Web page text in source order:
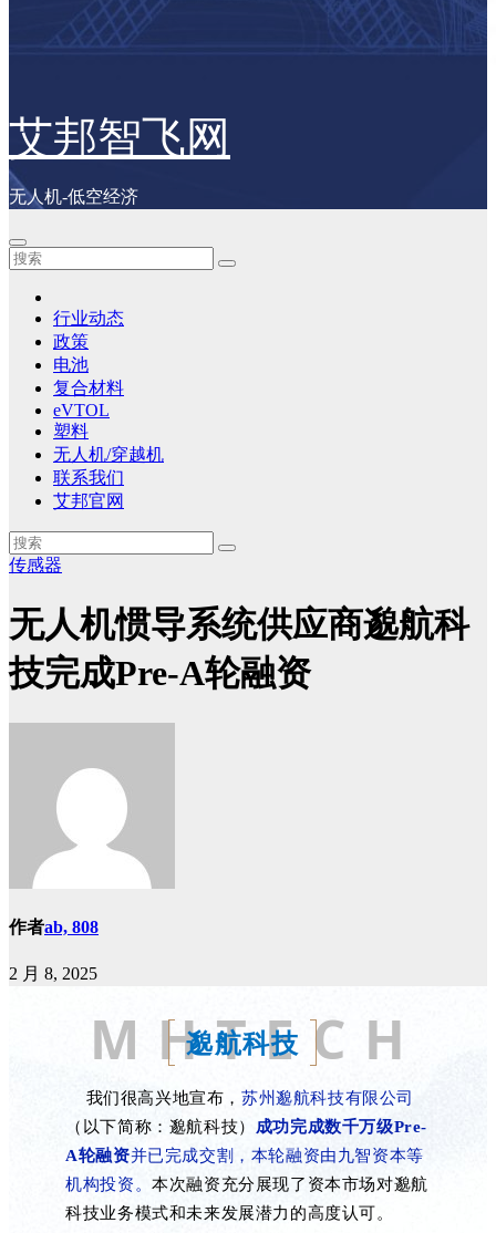
艾邦智飞网
无人机-低空经济
行业动态
政策
电池
复合材料
eVTOL
塑料
无人机/穿越机
联系我们
艾邦官网
传感器
无人机惯导系统供应商邈航科
技完成Pre-A轮融资
作者ab, 808
2 月 8, 2025
M H T E C H
邈航科技
我们很高兴地宣布，苏州邈航科技有限公司
（以下简称：邈航科技） 成功完成数千万级Pre-
A轮融资并已完成交割，本轮融资由九智资本等
机构投资。本次融资充分展现了资本市场对邈航
科技业务模式和未来发展潜力的高度认可。